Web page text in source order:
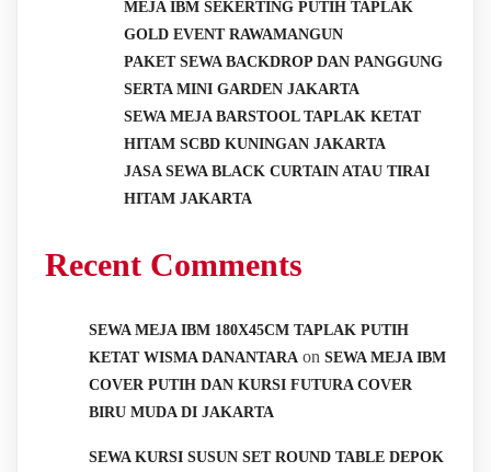
MEJA IBM SEKERTING PUTIH TAPLAK
GOLD EVENT RAWAMANGUN
PAKET SEWA BACKDROP DAN PANGGUNG
SERTA MINI GARDEN JAKARTA
SEWA MEJA BARSTOOL TAPLAK KETAT
HITAM SCBD KUNINGAN JAKARTA
JASA SEWA BLACK CURTAIN ATAU TIRAI
HITAM JAKARTA
Recent Comments
SEWA MEJA IBM 180X45CM TAPLAK PUTIH
KETAT WISMA DANANTARA on SEWA MEJA IBM
COVER PUTIH DAN KURSI FUTURA COVER
BIRU MUDA DI JAKARTA
SEWA KURSI SUSUN SET ROUND TABLE DEPOK